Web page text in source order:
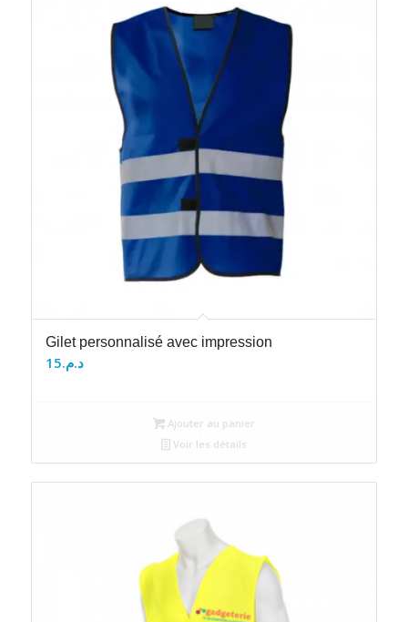
Gilet personnalisé avec impression
د.م.15
Ajouter au panier
Voir les détails